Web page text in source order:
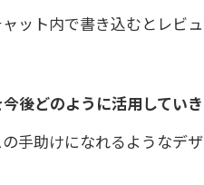
ット内で書き込むとレビ
後どのように活用してい
手助けになれるようなデザ